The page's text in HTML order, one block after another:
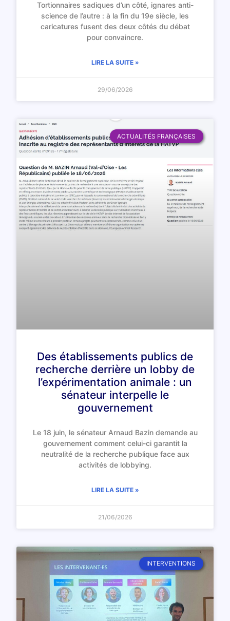
Tortionnaires sadiques d’un côté, ignares anti-
science de l’autre : à la fin du 19e siècle, les
caricatures fusent des deux côtés du débat
pour convaincre.
LIRE LA SUITE »
29/06/2026
ACTUALITÉS FRANÇAISES
Des établissements publics de
recherche derrière un lobby de
l’expérimentation animale : un
sénateur interpelle le
gouvernement
Le 18 juin, le sénateur Arnaud Bazin demande au
gouvernement comment celui-ci garantit la
neutralité de la recherche publique face aux
activités de lobbying.
LIRE LA SUITE »
21/06/2026
INTERVENTIONS